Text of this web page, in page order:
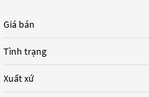
Giá bán
Tình trạng
Xuất xứ